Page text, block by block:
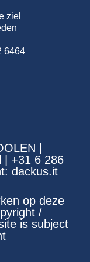
ziel
6464
|
| +31 6 286
dackus.it
op deze
/
is subject